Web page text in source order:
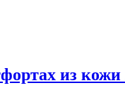
из кожи